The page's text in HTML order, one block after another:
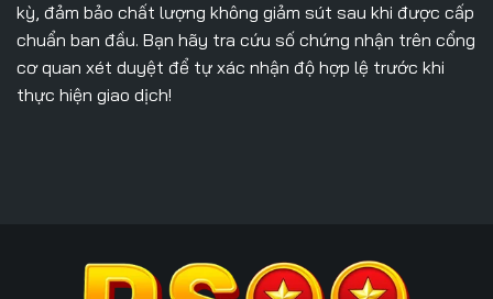
kỳ, đảm bảo chất lượng không giảm sút sau khi được cấp
chuẩn ban đầu. Bạn hãy tra cứu số chứng nhận trên cổng
cơ quan xét duyệt để tự xác nhận độ hợp lệ trước khi
thực hiện giao dịch!